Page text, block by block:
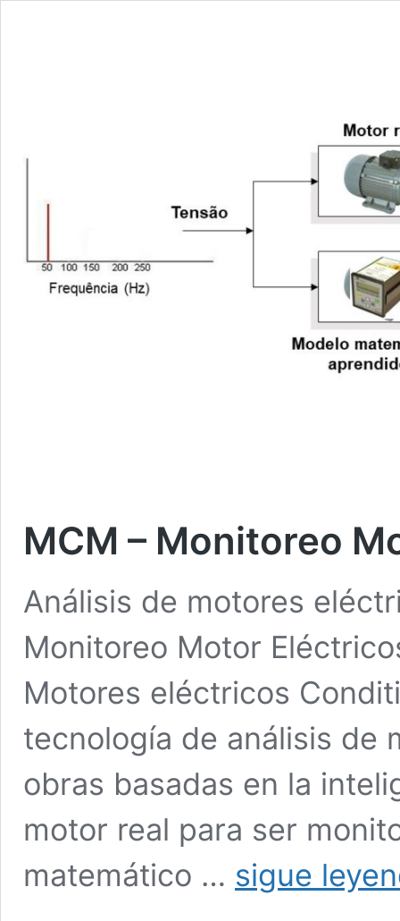
MCM – Monitoreo
Análisis de motores
Monitoreo Motor
Motores eléctricos
tecnología de análisis de
obras basadas en la
motor real para ser
matemático … sigue